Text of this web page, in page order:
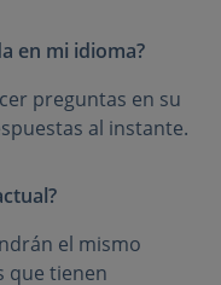
en mi idioma?
preguntas en su
al instante.
el mismo
que tienen